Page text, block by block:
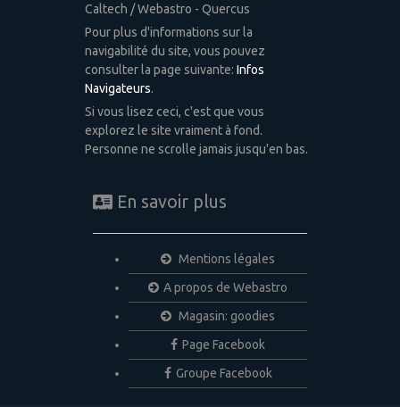
Caltech / Webastro - Quercus
Pour plus d'informations sur la
navigabilité du site, vous pouvez
consulter la page suivante: Infos
Navigateurs.
Si vous lisez ceci, c'est que vous
explorez le site vraiment à fond.
Personne ne scrolle jamais jusqu'en bas.
En savoir plus
Mentions légales
A propos de Webastro
Magasin: goodies
Page Facebook
Groupe Facebook